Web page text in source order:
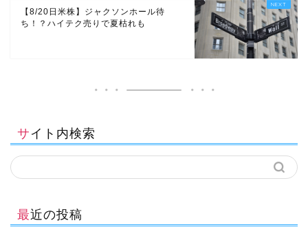
【8/20日米株】ジャクソンホール待
ち！？ハイテク売りで夏枯れも
サイト内検索
最近の投稿